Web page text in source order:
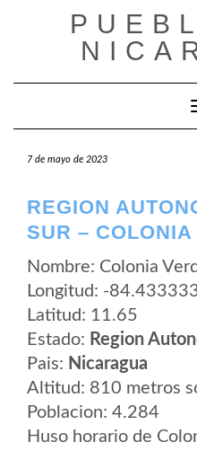
7 de mayo de 2023
REGION
SUR – COLONIA
Nombre: Colonia
Longitud: -
Latitud: 11.65
Estado: Region
Pais: Nicaragua
Altitud: 810 metros
Poblacion: 4.284
Huso horario de